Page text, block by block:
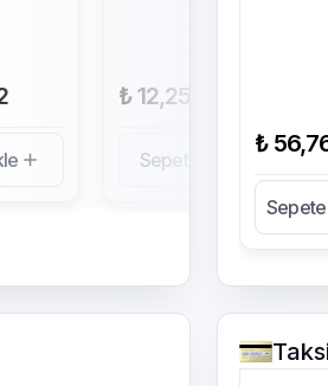
₺ 12,251.57
Sepete Ekle
₺